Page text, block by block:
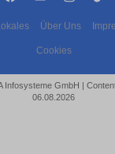
Über Uns
Cookies
Infosysteme GmbH |
06.08.2026